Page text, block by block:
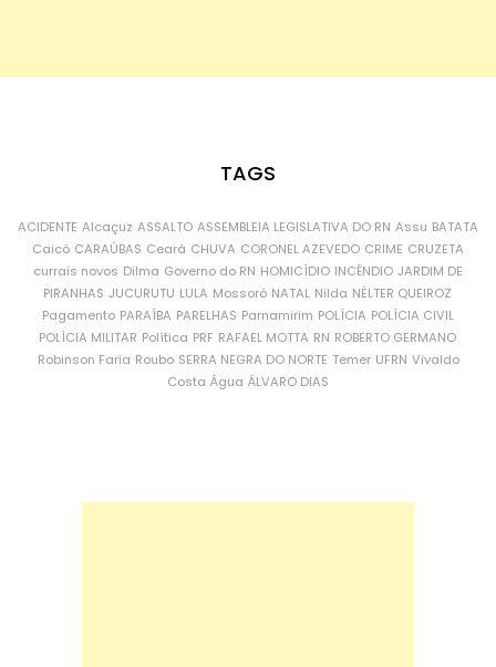
TAGS
ACIDENTE Alcaçuz ASSALTO ASSEMBLEIA LEGISLATIVA DO RN Assu BATATA
Caicó CARAÚBAS Ceará CHUVA CORONEL AZEVEDO CRIME CRUZETA
currais novos Dilma Governo do RN HOMICÍDIO INCÊNDIO JARDIM DE
PIRANHAS JUCURUTU LULA Mossoró NATAL Nilda NÉLTER QUEIROZ
Pagamento PARAÍBA PARELHAS Parnamirim POLÍCIA POLÍCIA CIVIL
POLÍCIA MILITAR Política PRF RAFAEL MOTTA RN ROBERTO GERMANO
Robinson Faria Roubo SERRA NEGRA DO NORTE Temer UFRN Vivaldo
Costa Água ÁLVARO DIAS